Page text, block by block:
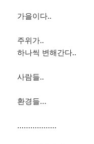
가을이다..
주위가..
하나씩 변해간다..
사람들..
환경들…
………………